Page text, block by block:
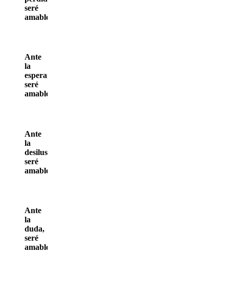
seré
amable.
Ante
la
esperanza,
seré
amable.
Ante
la
desilusión,
seré
amable.
Ante
la
duda,
seré
amable.